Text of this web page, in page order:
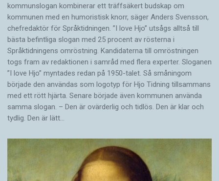
kommunslogan kombinerar ett träffsäkert budskap om
kommunen med en humoristisk knorr, säger Anders Svensson,
chefredaktör för Språktidningen. ”I love Hjo” utsågs alltså till
bästa befintliga slogan med 25 procent av rösterna i
Språktidningens omröstning. Kandidaterna till omröstningen
togs fram av redaktionen i samråd med flera experter. Sloganen
”I love Hjo” myntades redan på 1950-talet. Så småningom
började den användas som logotyp för Hjo Tidning tillsammans
med ett rött hjärta. Senare började även kommunen använda
samma slogan. – Den är ovärderlig och tidlös. Den är klar och
tydlig. Den är lätt…